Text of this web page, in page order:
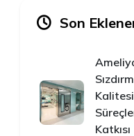
Son
Katkısı